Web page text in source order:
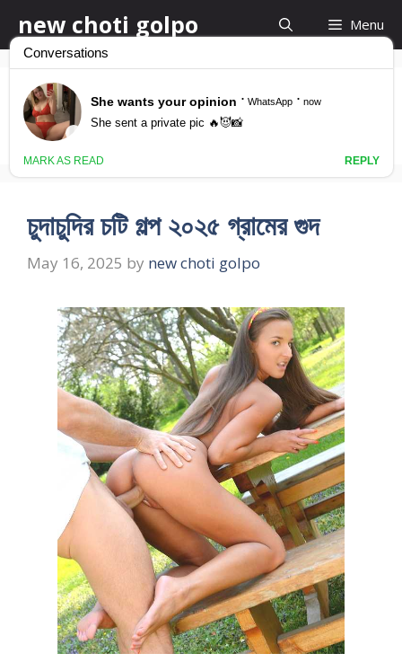
to
content
new choti golpo Menu
ভার্জিন ভোদা চটি গল্প
চুদাচুদির চটি গল্প ২০২৫ গ্রামের গুদ
May 16, 2025 by new choti golpo